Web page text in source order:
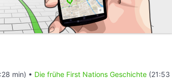
min) • Die frühe First Nations Geschichte (21:53